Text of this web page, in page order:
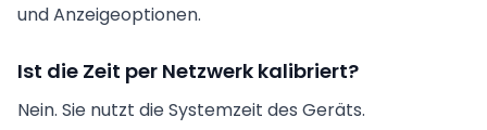
und Anzeigeoptionen.
Ist die Zeit per Netzwerk kalibriert?
Nein. Sie nutzt die Systemzeit des Geräts.